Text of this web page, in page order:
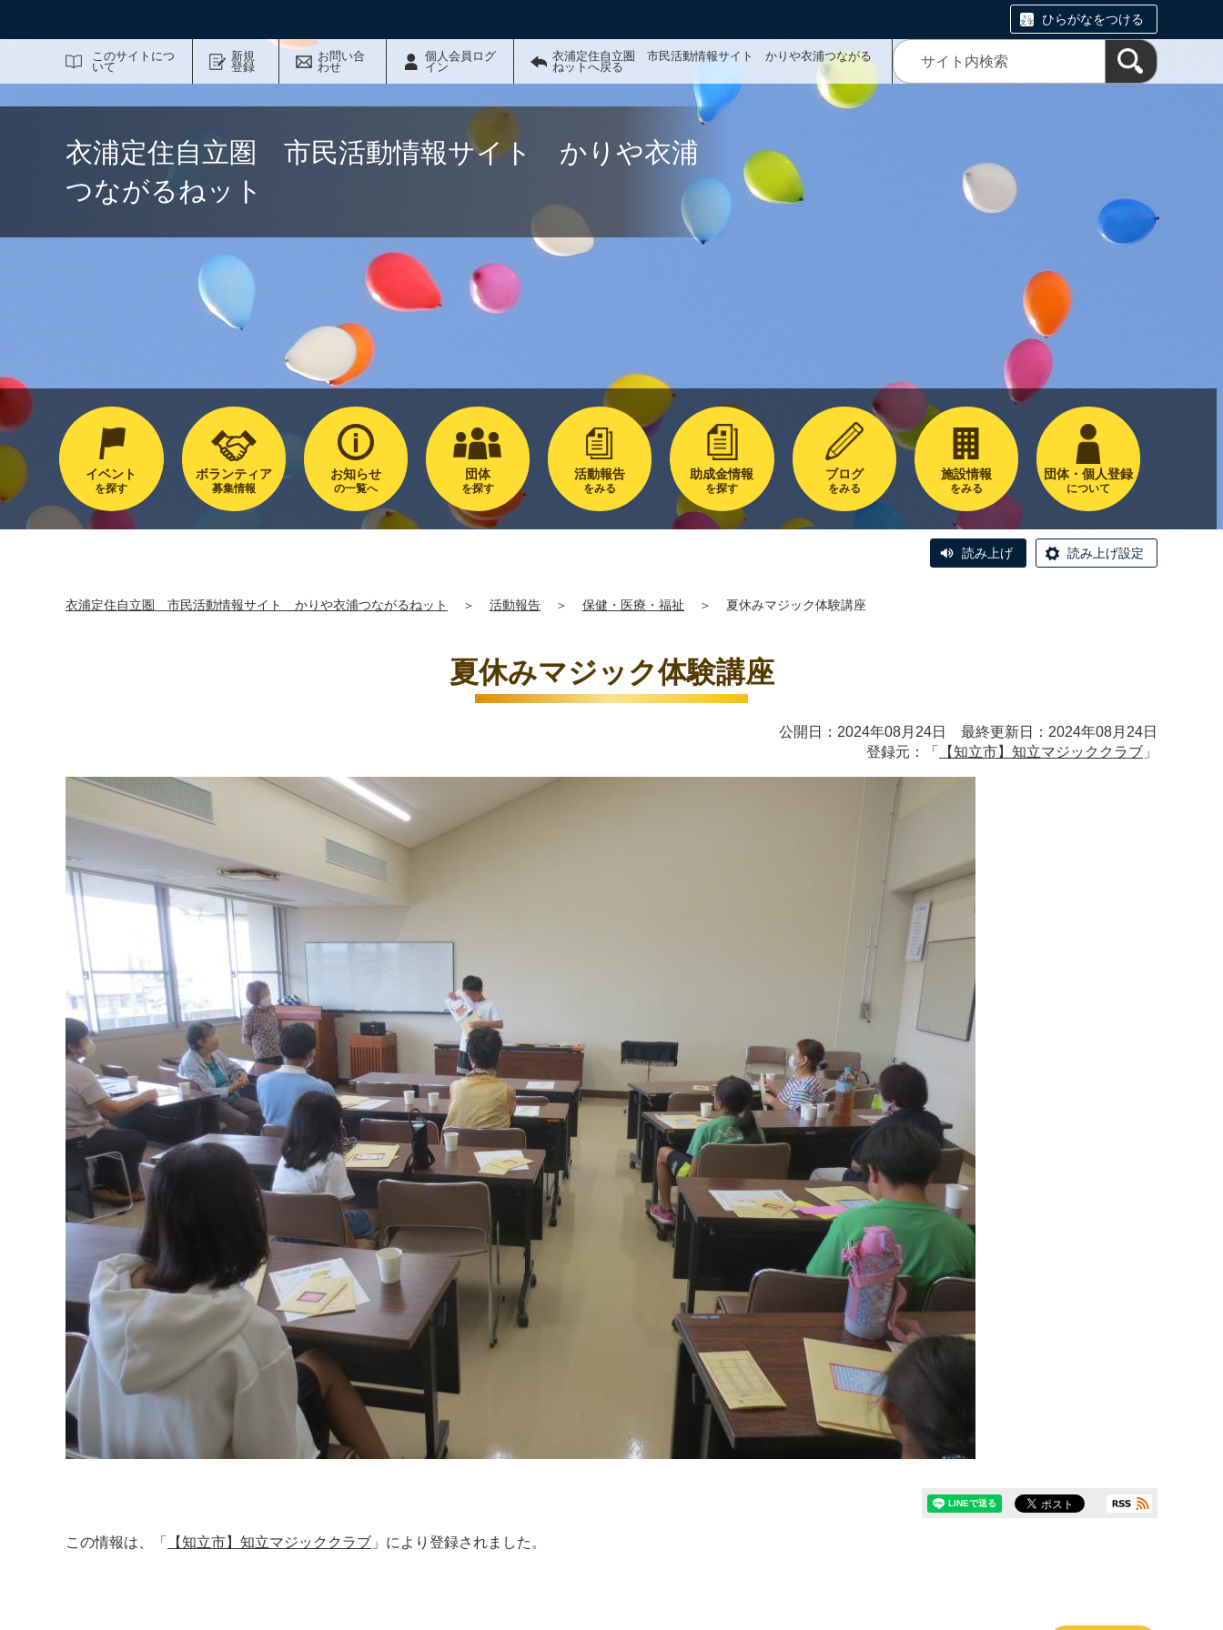
ひらがなをつける
このサイトにつ
いて
新規
登録
お問い合
わせ
個人会員ログ
イン
衣浦定住自立圏 市民活動情報サイト かりや衣浦つながる
ねットへ戻る
衣浦定住自立圏 市民活動情報サイト かりや衣浦
つながるねット
イベント
を探す
ボランティア
募集情報
お知らせ
の一覧へ
団体
を探す
活動報告
をみる
助成金情報
を探す
ブログ
をみる
施設情報
をみる
団体・個人登録
について
読み上げ 読み上げ設定
衣浦定住自立圏 市民活動情報サイト かりや衣浦つながるねット ＞ 活動報告 ＞ 保健・医療・福祉 ＞ 夏休みマジック体験講座
夏休みマジック体験講座
公開日：2024年08月24日 最終更新日：2024年08月24日
登録元：「
【知立市】知立マジッククラブ 」
この情報は、「 【知立市】知立マジッククラブ 」により登録されました。